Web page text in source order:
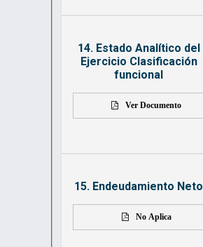
14. Estado Analítico del
Ejercicio Clasificación
funcional
Ver Documento
15. Endeudamiento Neto
No Aplica